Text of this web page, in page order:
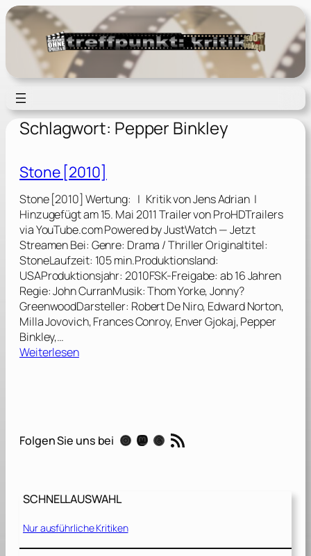
Zum
Inhalt
springen
Schlagwort: Pepper Binkley
Stone [2010]
Stone [2010] Wertung: | Kritik von Jens Adrian |
Hinzugefügt am 15. Mai 2011 Trailer von ProHDTrailers
via YouTube.com Powered by JustWatch — Jetzt
Streamen Bei: Genre: Drama / Thriller Originaltitel:
StoneLaufzeit: 105 min.Produktionsland:
USAProduktionsjahr: 2010FSK-Freigabe: ab 16 Jahren
Regie: John CurranMusik: Thom Yorke, Jonny?
GreenwoodDarsteller: Robert De Niro, Edward Norton,
Milla Jovovich, Frances Conroy, Enver Gjokaj, Pepper
Binkley,…
Weiterlesen:
[
0
Folgen Sie uns bei Instagram Mastodon Threads RSS-Feed
SCHNELLAUSWAHL
Nur ausführliche Kritiken